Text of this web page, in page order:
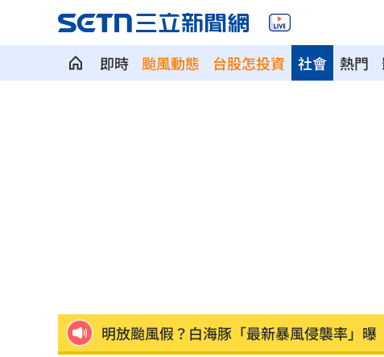
即時 颱風動態 台股怎投資 熱門
社會
外資狂砍！國家隊3億護盤「 這檔金融股」